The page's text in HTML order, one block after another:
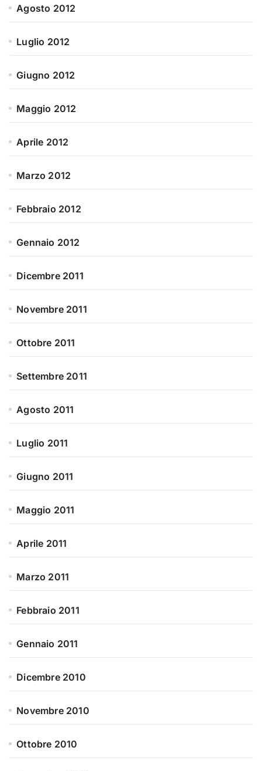
Agosto 2012
Luglio 2012
Giugno 2012
Maggio 2012
Aprile 2012
Marzo 2012
Febbraio 2012
Gennaio 2012
Dicembre 2011
Novembre 2011
Ottobre 2011
Settembre 2011
Agosto 2011
Luglio 2011
Giugno 2011
Maggio 2011
Aprile 2011
Marzo 2011
Febbraio 2011
Gennaio 2011
Dicembre 2010
Novembre 2010
Ottobre 2010